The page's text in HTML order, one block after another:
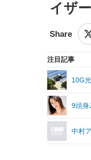
イザ
注目記事
10G
9頭身
中村